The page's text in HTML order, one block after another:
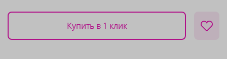
Купить в 1 клик